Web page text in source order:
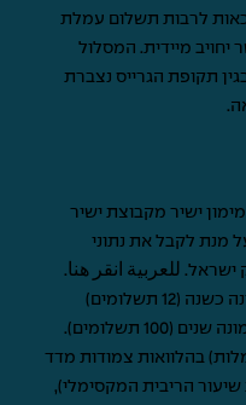
לרבות תשלום עמלת
מיידית. המסלול
תקופת הגרייס נצברת
ישיר מקבוצת ישיר
מנת לקבל את נתוני
ישראל. للعربية انقر هنا.
התקופה המינימלית להחזר הלוואה הינה כשנה (12 תשלומים)
והמקסימלית להחזר הלוואה הינה כשמונה שנים (100 תשלומים).
בהלוואות צמודות מדד
שיעור הריבית המקסימלי),